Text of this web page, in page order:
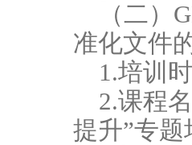
（二）
准化文件
1.培训
2.课程
提升”专题